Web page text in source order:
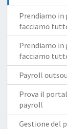
Prendiamo
facciamo
Prendiamo in
facciamo
Payroll
Prova il
payroll
Gestione del